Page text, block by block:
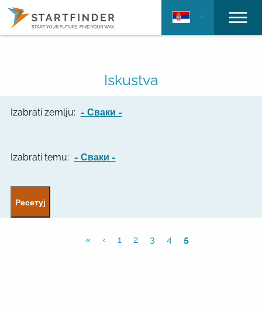
Iskustva
Izabrati zemlju: - Сваки -
Izabrati temu: - Сваки -
« ‹ 1 2 3 4 5